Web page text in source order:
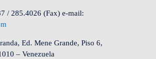
/ 285.4026 (Fax) e-mail:
Ed. Mene Grande, Piso 6,
– Venezuela